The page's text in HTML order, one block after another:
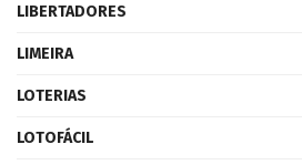
LIBERTADORES
LIMEIRA
LOTERIAS
LOTOFÁCIL